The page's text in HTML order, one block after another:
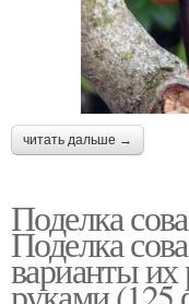
читать дальше →
Поделка
Поделка
варианты их